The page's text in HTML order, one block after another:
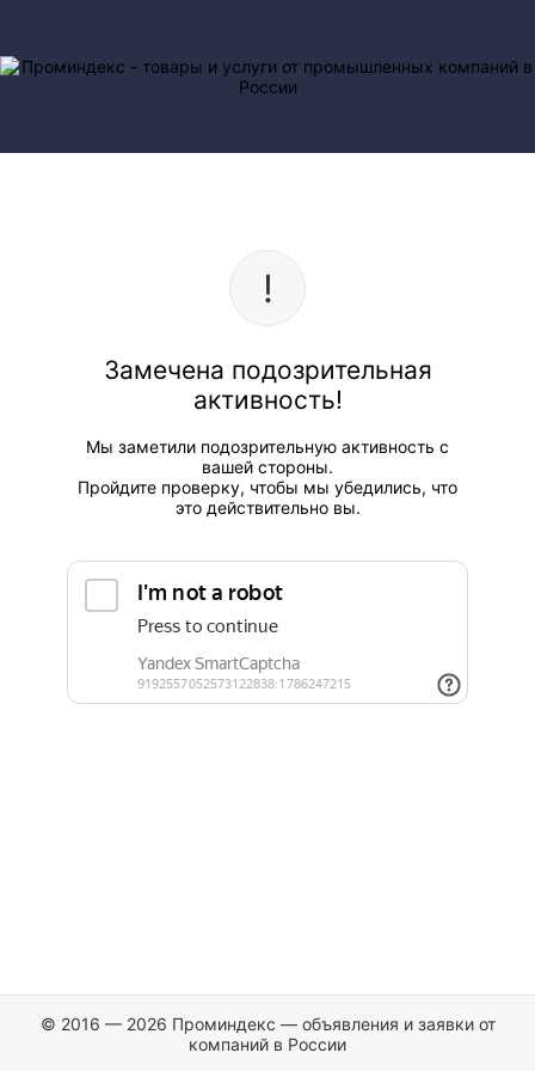
Замечена подозрительная
активность!
Мы заметили подозрительную активность с
вашей стороны.
Пройдите проверку, чтобы мы убедились, что
это действительно вы.
© 2016 — 2026 Проминдекс — объявления и заявки от
компаний в России